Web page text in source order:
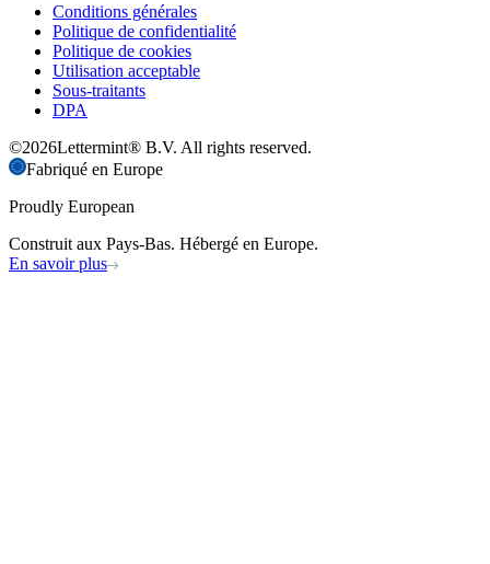
Conditions générales
Politique de confidentialité
Politique de cookies
Utilisation acceptable
Sous-traitants
DPA
©2026Lettermint® B.V. All rights reserved.
Fabriqué en Europe
Proudly European
Construit aux Pays-Bas. Hébergé en Europe.
En savoir plus